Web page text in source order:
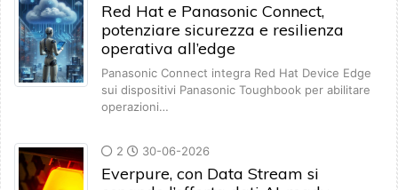
Red Hat e Panasonic Connect,
potenziare sicurezza e resilienza
operativa all’edge
Panasonic Connect integra Red Hat Device Edge
sui dispositivi Panasonic Toughbook per abilitare
operazioni…
2 30-06-2026
Everpure, con Data Stream si